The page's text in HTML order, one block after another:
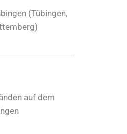
(Tübingen,
auf dem